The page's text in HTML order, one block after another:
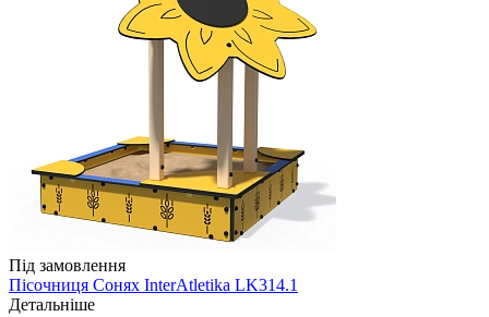
Під замовлення
Пісочниця Сонях InterAtletika LK314.1
Детальніше